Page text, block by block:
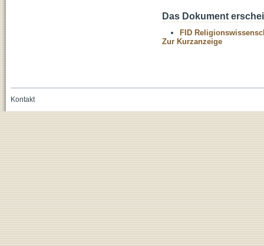
Das Dokument
FID
Zur Kurzanzeige
Kontakt